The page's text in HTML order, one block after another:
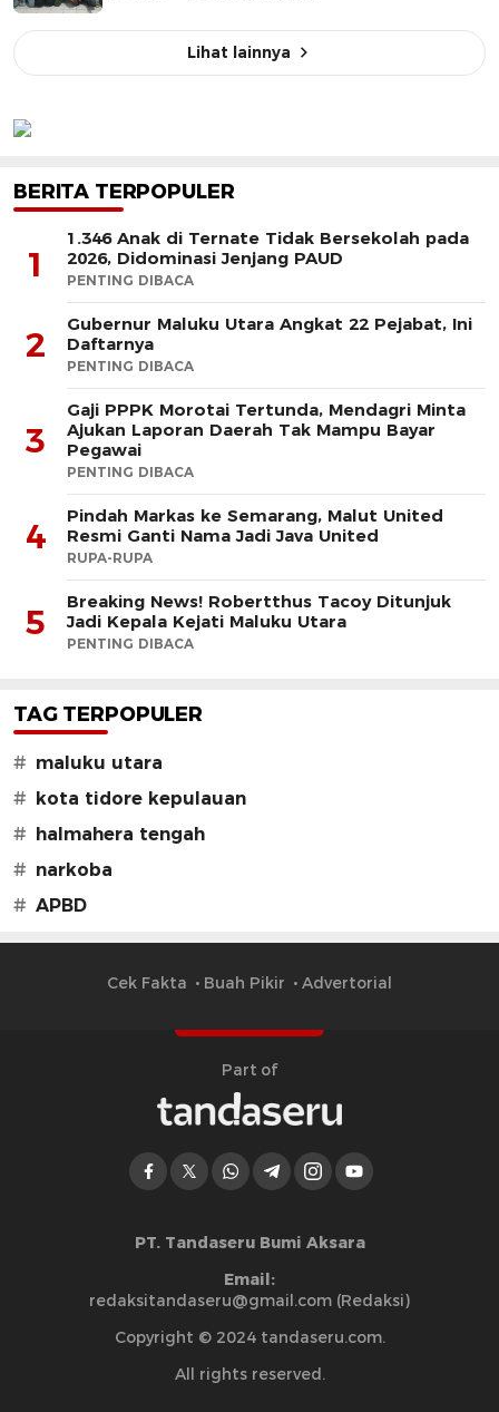
Lihat lainnya
BERITA TERPOPULER
1
1.346 Anak di Ternate Tidak Bersekolah pada
2026, Didominasi Jenjang PAUD
PENTING DIBACA
2
Gubernur Maluku Utara Angkat 22 Pejabat, Ini
Daftarnya
PENTING DIBACA
3
Gaji PPPK Morotai Tertunda, Mendagri Minta
Ajukan Laporan Daerah Tak Mampu Bayar
Pegawai
PENTING DIBACA
4
Pindah Markas ke Semarang, Malut United
Resmi Ganti Nama Jadi Java United
RUPA-RUPA
5
Breaking News! Robertthus Tacoy Ditunjuk
Jadi Kepala Kejati Maluku Utara
PENTING DIBACA
TAG TERPOPULER
# maluku utara
# kota tidore kepulauan
# halmahera tengah
# narkoba
# APBD
Cek Fakta Buah Pikir Advertorial
Part of
PT. Tandaseru Bumi Aksara
Email:
redaksitandaseru@gmail.com (Redaksi)
Copyright © 2024 tandaseru.com.
All rights reserved.